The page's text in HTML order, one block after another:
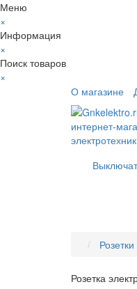
Меню
×
Информация
×
Поиск товаров
×
О магазине
Розетки
Розетка